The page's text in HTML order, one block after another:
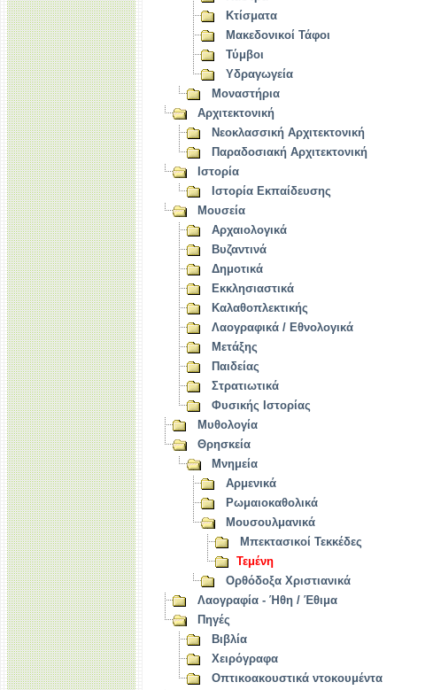
Κτίσματα
Μακεδονικοί Τάφοι
Τύμβοι
Υδραγωγεία
Μοναστήρια
Αρχιτεκτονική
Νεοκλασσική Αρχιτεκτονική
Παραδοσιακή Αρχιτεκτονική
Ιστορία
Ιστορία Εκπαίδευσης
Μουσεία
Αρχαιολογικά
Βυζαντινά
Δημοτικά
Εκκλησιαστικά
Καλαθοπλεκτικής
Λαογραφικά / Εθνολογικά
Μετάξης
Παιδείας
Στρατιωτικά
Φυσικής Ιστορίας
Μυθολογία
Θρησκεία
Μνημεία
Αρμενικά
Ρωμαιοκαθολικά
Μουσουλμανικά
Μπεκτασικοί Τεκκέδες
Τεμένη
Ορθόδοξα Χριστιανικά
Λαογραφία - Ήθη / Έθιμα
Πηγές
Βιβλία
Χειρόγραφα
Οπτικοακουστικά ντοκουμέντα